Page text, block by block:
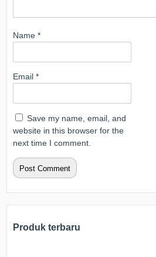
Name*
Email*
Save my name, email, and
website in this browser for the
next time I comment.
Produk terbaru